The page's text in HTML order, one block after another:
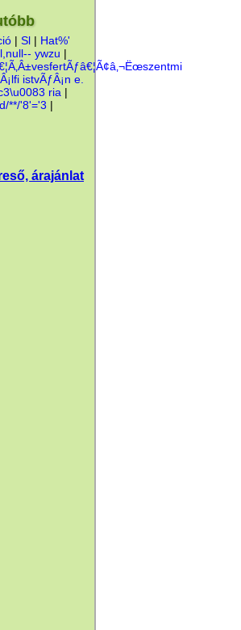
| Sl | Hat%'
ywzu |
istvÃƒÂ¡n e.
ria |
**/'8'='3 |
árajánlat